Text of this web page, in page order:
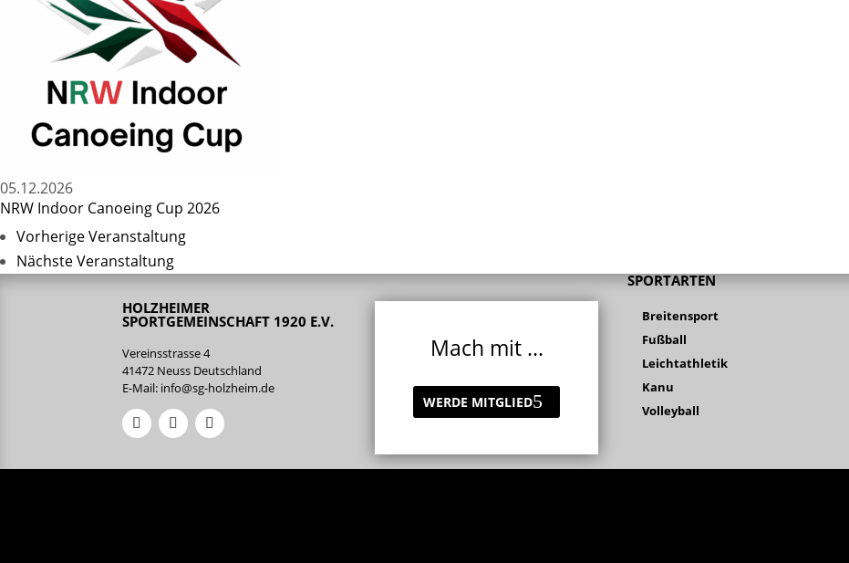
05.12.2026
NRW Indoor Canoeing Cup 2026
Vorherige Veranstaltung
Nächste Veranstaltung
HOLZHEIMER
SPORTGEMEINSCHAFT 1920 E.V.
Vereinsstrasse 4
41472 Neuss Deutschland
E-Mail: info@sg-holzheim.de
Mach mit ...
WERDE MITGLIED
SPORTARTEN
Breitensport
Fußball
Leichtathletik
Kanu
Volleyball